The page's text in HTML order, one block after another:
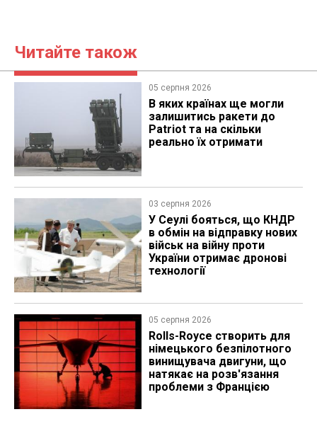
Читайте також
05 серпня 2026
В яких країнах ще могли
залишитись ракети до
Patriot та на скільки
реально їх отримати
03 серпня 2026
У Сеулі бояться, що КНДР
в обмін на відправку нових
військ на війну проти
України отримає дронові
технології
05 серпня 2026
Rolls-Royce створить для
німецького безпілотного
винищувача двигуни, що
натякає на розв'язання
проблеми з Францією